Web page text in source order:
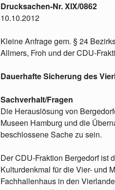
Drucksachen-Nr. XIX/0862
10.10.2012
Kleine Anfrage gem. § 24
Allmers, Froh und der CDU-
Dauerhafte Sicherung des
Sachverhalt/Fragen
Die Herauslösung von
Museen Hamburg und die
beschlossene Sache zu sein.
Der CDU-Fraktion Bergedorf ist
Kulturdenkmal für die Vier- und
Fachhallenhaus in den